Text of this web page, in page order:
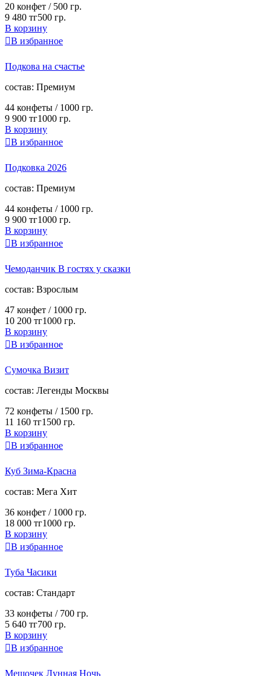
20 конфет / 500 гр.
9 480 тг500 гр.
В корзину
В избранное
Подкова на счастье
cостав: Премиум
44 конфеты / 1000 гр.
9 900 тг1000 гр.
В корзину
В избранное
Подковка 2026
cостав: Премиум
44 конфеты / 1000 гр.
9 900 тг1000 гр.
В корзину
В избранное
Чемоданчик В гостях у сказки
cостав: Взрослым
47 конфет / 1000 гр.
10 200 тг1000 гр.
В корзину
В избранное
Сумочка Визит
cостав: Легенды Москвы
72 конфеты / 1500 гр.
11 160 тг1500 гр.
В корзину
В избранное
Куб Зима-Красна
cостав: Мега Хит
36 конфет / 1000 гр.
18 000 тг1000 гр.
В корзину
В избранное
Туба Часики
cостав: Стандарт
33 конфеты / 700 гр.
5 640 тг700 гр.
В корзину
В избранное
Мешочек Лунная Ночь